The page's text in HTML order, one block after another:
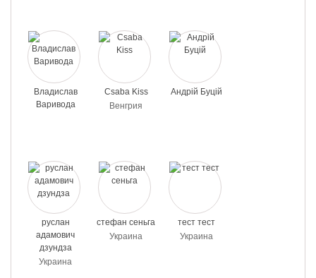
Владислав
Варивода
Csaba Kiss
Венгрия
Андрій Буцій
руслан
адамович
дзундза
Украина
стефан сеньга
Украина
тест тест
Украина